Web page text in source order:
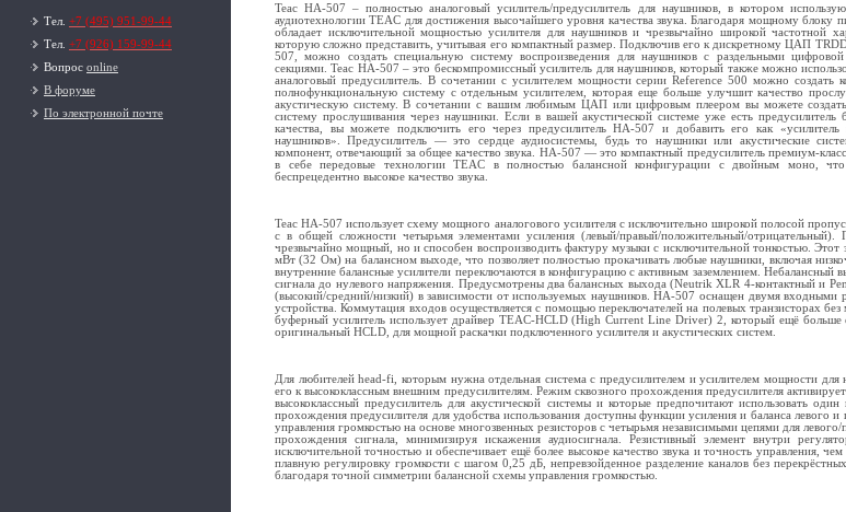
Тел. +7 (495) 951-99-44
Тел. +7 (926) 159-99-44
Вопрос online
В форуме
По электронной почте
Teac HA-507 – полностью аналоговый усилитель/предусилитель для наушников, в котором
аудиотехнологии TEAC для достижения высочайшего уровня качества звука. Благодаря мощному блоку
обладает исключительной мощностью усилителя для наушников и чрезвычайно широкой частотной
которую сложно представить, учитывая его компактный размер. Подключив его к дискретному ЦАП
507, можно создать специальную систему воспроизведения для наушников с раздельными
секциями. Teac HA-507 – это бескомпромиссный усилитель для наушников, который также можно
аналоговый предусилитель. В сочетании с усилителем мощности серии Reference 500 можно создать
полнофункциональную систему с отдельным усилителем, которая еще больше улучшит качество
акустическую систему. В сочетании с вашим любимым ЦАП или цифровым плеером вы можете
систему прослушивания через наушники. Если в вашей акустической системе уже есть предусилитель
качества, вы можете подключить его через предусилитель HA-507 и добавить его как
наушников». Предусилитель — это сердце аудиосистемы, будь то наушники или акустические
компонент, отвечающий за общее качество звука. HA-507 — это компактный предусилитель премиум-
в себе передовые технологии TEAC в полностью балансной конфигурации с двойным моно, что
беспрецедентно высокое качество звука.
Teac HA-507 использует схему мощного аналогового усилителя с исключительно широкой полосой
с в общей сложности четырьмя элементами усиления (левый/правый/положительный/
чрезвычайно мощный, но и способен воспроизводить фактуру музыки с исключительной тонкостью.
мВт (32 Ом) на балансном выходе, что позволяет полностью прокачивать любые наушники, включая
внутренние балансные усилители переключаются в конфигурацию с активным заземлением.
сигнала до нулевого напряжения. Предусмотрены два балансных выхода (Neutrik XLR 4-контактный
(высокий/средний/низкий) в зависимости от используемых наушников. HA-507 оснащен двумя
устройства. Коммутация входов осуществляется с помощью переключателей на полевых транзисторах
буферный усилитель использует драйвер TEAC-HCLD (High Current Line Driver) 2, который ещё больше
оригинальный HCLD, для мощной раскачки подключенного усилителя и акустических систем.
Для любителей head-fi, которым нужна отдельная система с предусилителем и усилителем мощности
его к высококлассным внешним предусилителям. Режим сквозного прохождения предусилителя
высококлассный предусилитель для акустической системы и которые предпочитают использовать
прохождения предусилителя для удобства использования доступны функции усиления и баланса
управления громкостью на основе многозвенных резисторов с четырьмя независимыми цепями для
прохождения сигнала, минимизируя искажения аудиосигнала. Резистивный элемент внутри
исключительной точностью и обеспечивает ещё более высокое качество звука и точность управления,
плавную регулировку громкости с шагом 0,25 дБ, непревзойденное разделение каналов без
благодаря точной симметрии балансной схемы управления громкостью.